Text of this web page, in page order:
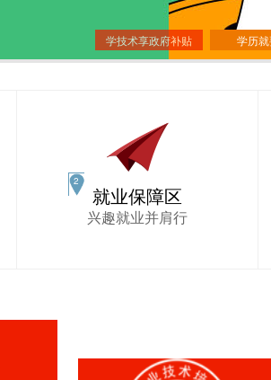
学技术享政府补贴 学历
就业保障区
兴趣就业并肩行